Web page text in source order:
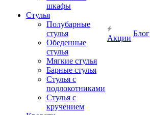
шкафы
Стулья
Полубарные
стулья
Обеденные
стулья
Мягкие стулья
Барные стулья
Стулья с
подлокотниками
Стулья с
кручением
Акции
Блог